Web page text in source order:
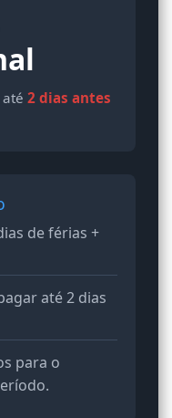
2 dias antes
de férias +
até 2 dias
para o